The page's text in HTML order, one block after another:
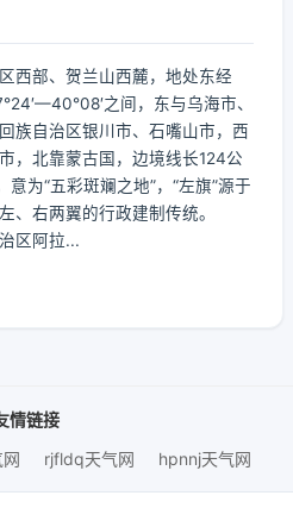
西部、贺兰山西麓，地处东经
之间，东与乌海市、
族自治区银川市、石嘴山市，西
，北靠蒙古国，边境线长124公
意为“五彩斑斓之地”，“左旗”源于
、右两翼的行政建制传统。
区阿拉...
情链接
rjfldq天气网 hpnnj天气网